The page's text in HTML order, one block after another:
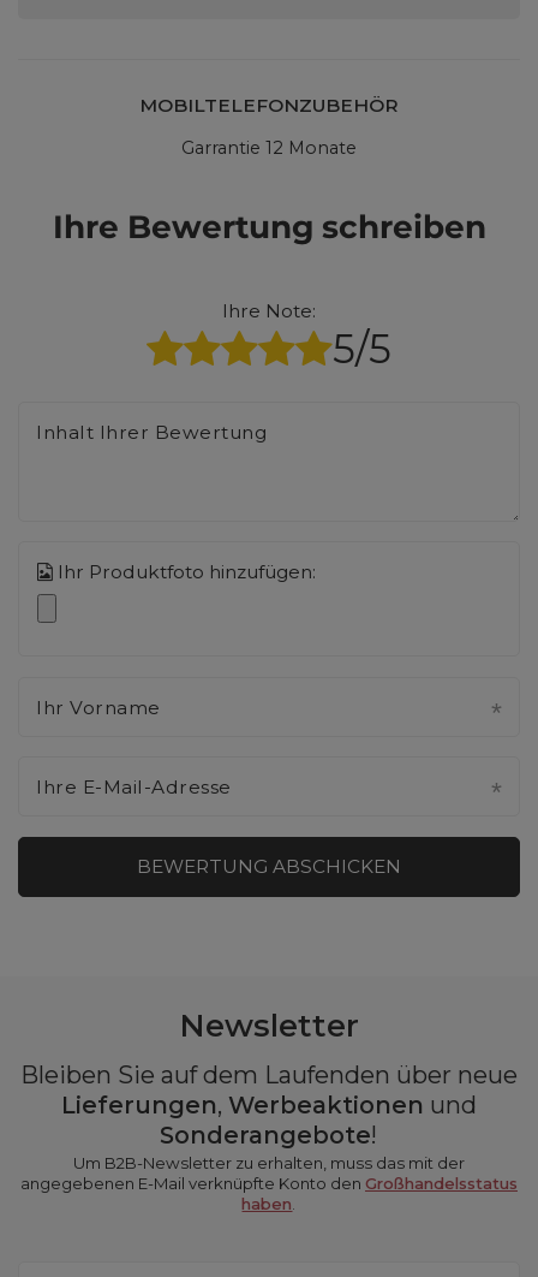
MOBILTELEFONZUBEHÖR
Garrantie 12 Monate
Ihre Bewertung schreiben
Ihre Note:
5/5
Inhalt Ihrer Bewertung
Ihr Produktfoto hinzufügen:
Ihr Vorname
Ihre E-Mail-Adresse
BEWERTUNG ABSCHICKEN
Newsletter
Bleiben Sie auf dem Laufenden über neue
Lieferungen, Werbeaktionen und
Sonderangebote!
Um B2B-Newsletter zu erhalten, muss das mit der
angegebenen E-Mail verknüpfte Konto den Großhandelsstatus
haben.